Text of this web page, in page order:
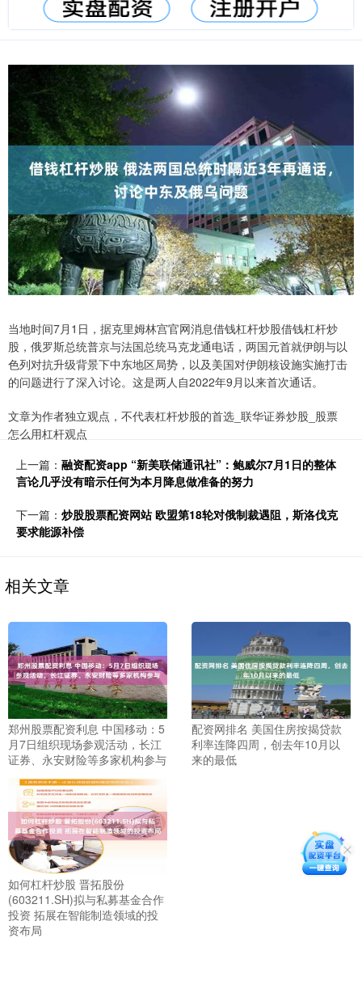
当地时间7月1日，据克里姆林宫官网消息借钱杠杆炒股借钱杠杆炒
股，俄罗斯总统普京与法国总统马克龙通电话，两国元首就伊朗与以
色列对抗升级背景下中东地区局势，以及美国对伊朗核设施实施打击
的问题进行了深入讨论。这是两人自2022年9月以来首次通话。
文章为作者独立观点，不代表杠杆炒股的首选_联华证券炒股_股票
怎么用杠杆观点
上一篇： 融资配资app “新美联储通讯社”：鲍威尔7月1日的整体
言论几乎没有暗示任何为本月降息做准备的努力
下一篇： 炒股股票配资网站 欧盟第18轮对俄制裁遇阻，斯洛伐克
要求能源补偿
相关文章
郑州股票配资利息 中国移动：5
月7日组织现场参观活动，长江
证券、永安财险等多家机构参与
配资网排名 美国住房按揭贷款
利率连降四周，创去年10月以
来的最低
如何杠杆炒股 晋拓股份
(603211.SH)拟与私募基金合作
投资 拓展在智能制造领域的投
资布局